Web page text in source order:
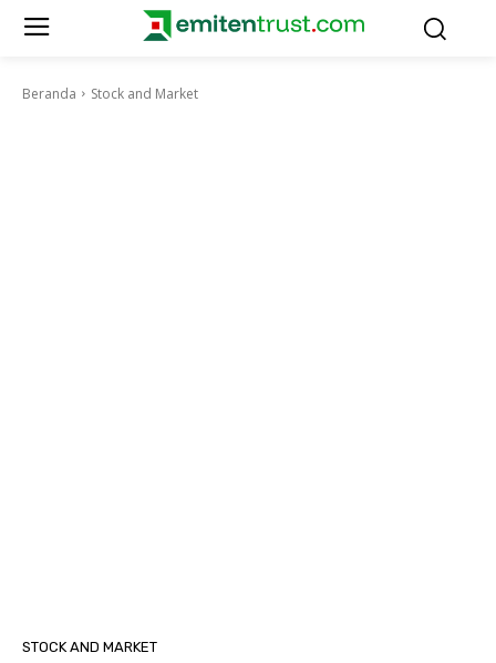
Beranda Stock and Market
STOCK AND MARKET